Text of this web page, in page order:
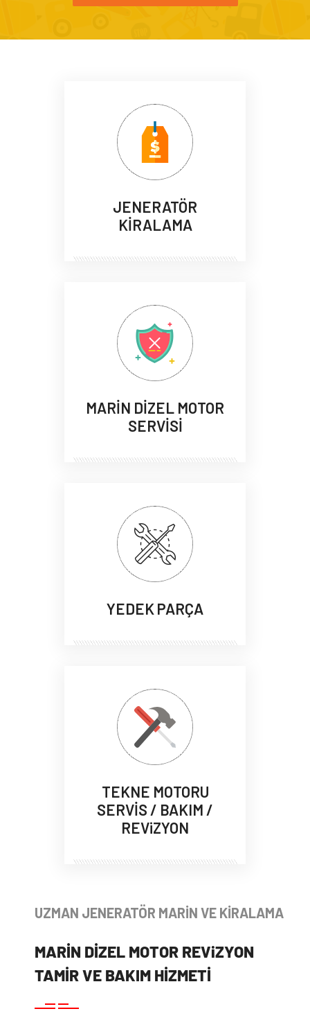
JENERATÖR
KİRALAMA
MARİN DİZEL MOTOR
SERVİSİ
YEDEK PARÇA
TEKNE MOTORU
SERVİS / BAKIM /
REViZYON
UZMAN JENERATÖR MARİN VE KİRALAMA
MARİN DİZEL MOTOR REViZYON
TAMİR VE BAKIM HİZMETİ